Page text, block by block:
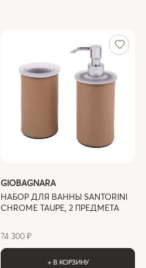
GIOBAGNARA
НАБОР ДЛЯ ВАННЫ SANTORINI
CHROME TAUPE, 2 ПРЕДМЕТА
74 300 ₽
+ В КОРЗИНУ